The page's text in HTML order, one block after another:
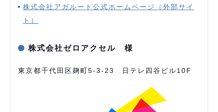
株式会社アガルート公式ホームページ（外部サイ
ト）
株式会社ゼロアクセル 様
東京都千代田区麹町5-3-23 日テレ四谷ビル10F